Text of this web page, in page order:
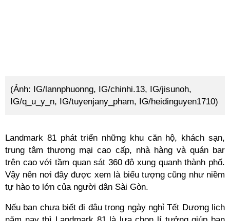
(Ảnh: IG/lannphuonng, IG/chinhi.13, IG/jisunoh,
IG/q_u_y_n, IG/tuyenjany_pham, IG/heidinguyen1710)
Landmark 81 phát triển những khu căn hộ, khách sạn,
trung tâm thương mại cao cấp, nhà hàng và quán bar
trên cao với tầm quan sát 360 độ xung quanh thành phố.
Vậy nên nơi đây được xem là biểu tượng cũng như niềm
tự hào to lớn của người dân Sài Gòn.
Nếu bạn chưa biết đi đâu trong ngày nghỉ Tết Dương lịch